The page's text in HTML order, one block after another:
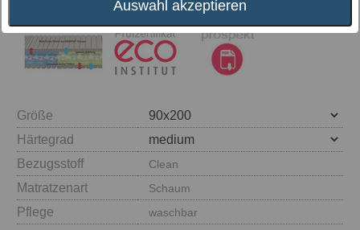
Auswahl akzeptieren
Größe
Härtegrad
Bezugsstoff
Clean
Matratzenart Schaum
Pflege waschbar